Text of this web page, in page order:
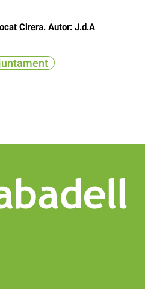
Cirera. Autor: J.d.A